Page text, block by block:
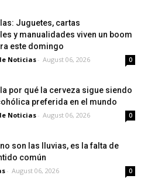
Juguetes, cartas
y manualidades viven un boom
este domingo
Noticias - August 06, 2026 0
por qué la cerveza sigue siendo
preferida en el mundo
Noticias - August 06, 2026 0
son las lluvias, es la falta de
común
- August 06, 2026 0